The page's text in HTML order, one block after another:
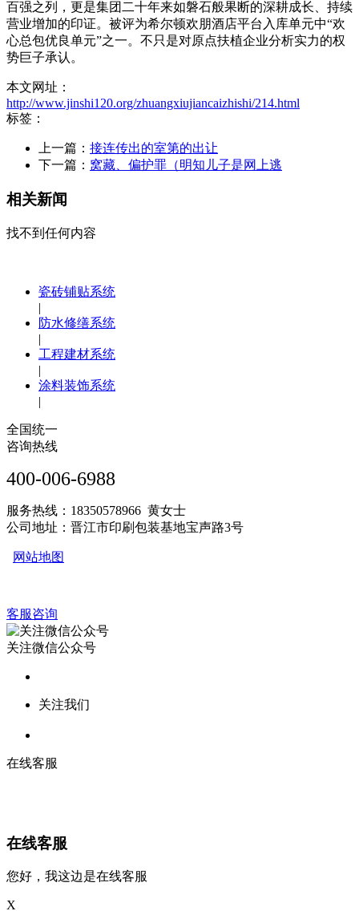
百强之列，更是集团二十年来如磐石般果断的深耕成长、持续
营业增加的印证。被评为希尔顿欢朋酒店平台入库单元中“欢
心总包优良单元”之一。不只是对原点扶植企业分析实力的权
势巨子承认。
本文网址：
http://www.jinshi120.org/zhuangxiujiancaizhishi/214.html
标签：
上一篇： 接连传出的室第的出让
下一篇： 窝藏、偏护罪（明知儿子是网上逃
相关新闻
找不到任何内容
瓷砖铺贴系统
|
防水修缮系统
|
工程建材系统
|
涂料装饰系统
|
全国统一
咨询热线
400-006-6988
服务热线：18350578966 黄女士
公司地址：晋江市印刷包装基地宝声路3号
网站地图
客服咨询
关注微信公众号
关注我们
在线客服
在线客服
您好，我这边是在线客服
X